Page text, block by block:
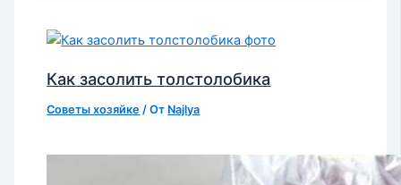
Как засолить толстолобика
Советы хозяйке / От Najlya